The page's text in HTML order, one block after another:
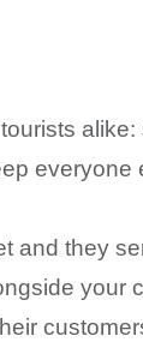
everyone
and they
your